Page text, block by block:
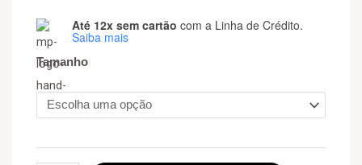
range:
R$ 32,00
Até 12x sem cartão com a Linha de Crédito.
Saiba mais
Tamanho
CAMISA
NATALY
quantidade